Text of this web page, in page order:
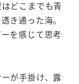
どこまでも青
き通った海。
を感じて思考
が手掛け、露